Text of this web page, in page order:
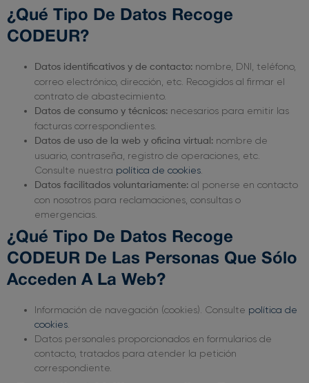
¿Qué Tipo De Datos Recoge
CODEUR?
Datos identificativos y de contacto: nombre, DNI, teléfono,
correo electrónico, dirección, etc. Recogidos al firmar el
contrato de abastecimiento.
Datos de consumo y técnicos: necesarios para emitir las
facturas correspondientes.
Datos de uso de la web y oficina virtual: nombre de
usuario, contraseña, registro de operaciones, etc.
Consulte nuestra política de cookies
Datos facilitados voluntariamente: al ponerse en contacto
con nosotros para reclamaciones, consultas o
emergencias.
¿Qué Tipo De Datos Recoge
CODEUR De Las Personas Que Sólo
Acceden A La Web?
Información de navegación (cookies). Consulte política de
cookies
Datos personales proporcionados en formularios de
contacto, tratados para atender la petición
correspondiente.